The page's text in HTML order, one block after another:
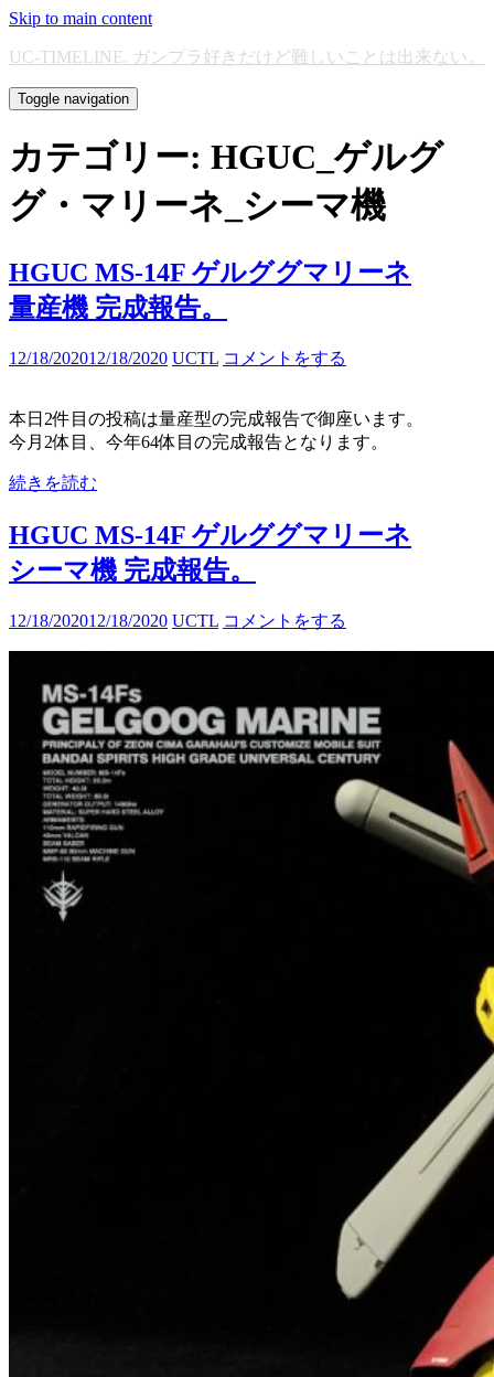
Skip to main content
UC-TIMELINE. ガンプラ好きだけど難しいことは出来ない。
Toggle navigation
カテゴリー: HGUC_ゲルグ
グ・マリーネ_シーマ機
HGUC MS-14F ゲルググマリーネ
量産機 完成報告。
12/18/202012/18/2020 UCTL コメントをする
本日2件目の投稿は量産型の完成報告で御座います。
今月2体目、今年64体目の完成報告となります。
続きを読む
HGUC MS-14F ゲルググマリーネ
シーマ機 完成報告。
12/18/202012/18/2020 UCTL コメントをする